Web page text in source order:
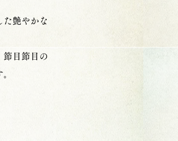
た艶やかな
節目節目の